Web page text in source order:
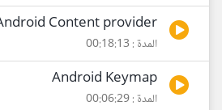
Content provider
المدة : 00:18:13
Android Keymap
المدة : 00:06:29